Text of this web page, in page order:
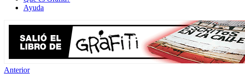
Ayuda
Anterior